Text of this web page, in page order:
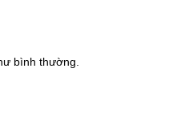
bình thường.